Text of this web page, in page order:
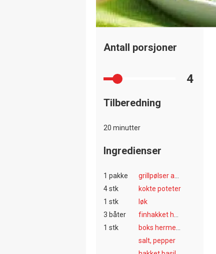
Antall porsjoner
4
Tilberedning
20 minutter
Ingredienser
1 pakke
4 stk
kokte poteter
1 stk
løk
3 båter
1 stk
salt, pepper